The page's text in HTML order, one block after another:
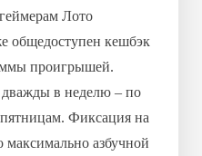
Лото
общедоступен кешбэк
проигрышей.
в неделю – по
Фиксация на
азбучной